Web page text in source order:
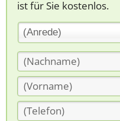
ist für Sie kostenlos.
(Anrede)